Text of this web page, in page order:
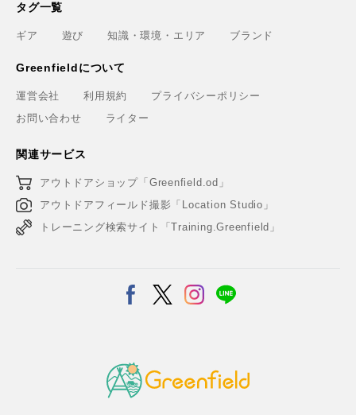
タグ一覧
ギア 遊び 知識・環境・エリア ブランド
Greenfieldについて
運営会社 利用規約
プライバシーポリシー
お問い合わせ
ライター
関連サービス
アウトドアショップ「Greenfield.od」
アウトドアフィールド撮影「Location Studio」
トレーニング検索サイト「Training.Greenfield」